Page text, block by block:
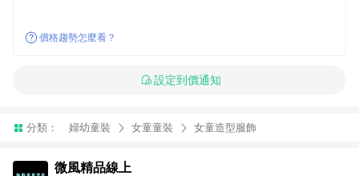
價格趨勢怎麼看？
設定到價通知
分類： 婦幼童裝 女童童裝 女童造型服飾
微風精品線上